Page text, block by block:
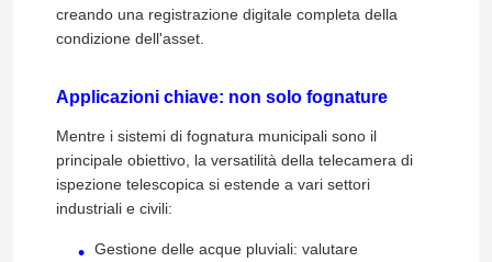
Casa
Prodotti
creando una registrazione digitale completa della
condizione dell'asset.
Applicazioni chiave: non solo fognature
Mentre i sistemi di fognatura municipali sono il
principale obiettivo, la versatilità della telecamera di
ispezione telescopica si estende a vari settori
industriali e civili:
Gestione delle acque pluviali: valutare